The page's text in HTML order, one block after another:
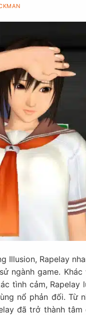
Illusion, Rapelay
ngành game.
tình cảm,
nổ phản đối. Từ
đã trở thành